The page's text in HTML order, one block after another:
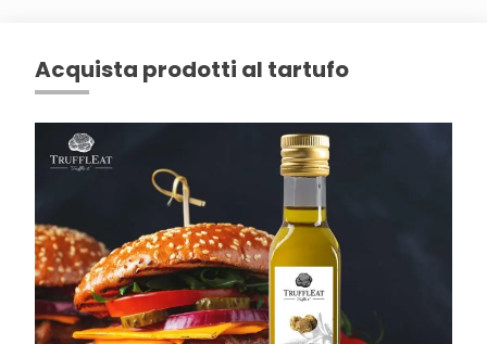
Acquista prodotti al tartufo